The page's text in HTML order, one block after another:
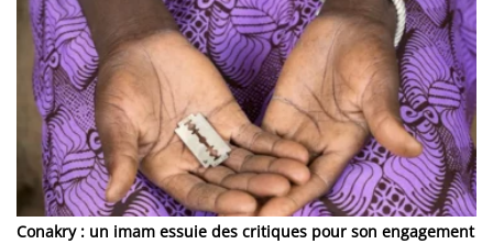
Conakry : un imam essuie des critiques pour son engagement